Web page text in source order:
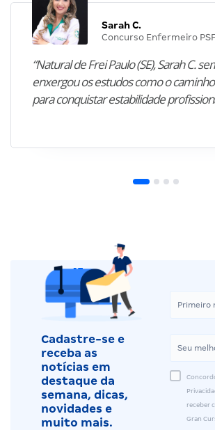
Sarah C.
Concurso Enfermeiro
“Natural de Frei Paulo (SE), Sarah C.
enxergou os estudos como o
para conquistar estabilidade
Cadastre-se e
receba as
notícias em
destaque da
semana, dicas,
novidades e
muito mais.
receber
Gran